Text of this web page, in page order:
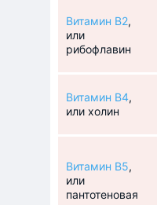
Витамин В2,
или
рибофлавин
Витамин В4,
или холин
Витамин В5,
или
пантотеновая